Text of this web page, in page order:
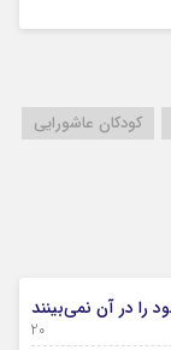
کودکان عاشورایی
را در آن نمی‌بینند
20 فروردین 1404